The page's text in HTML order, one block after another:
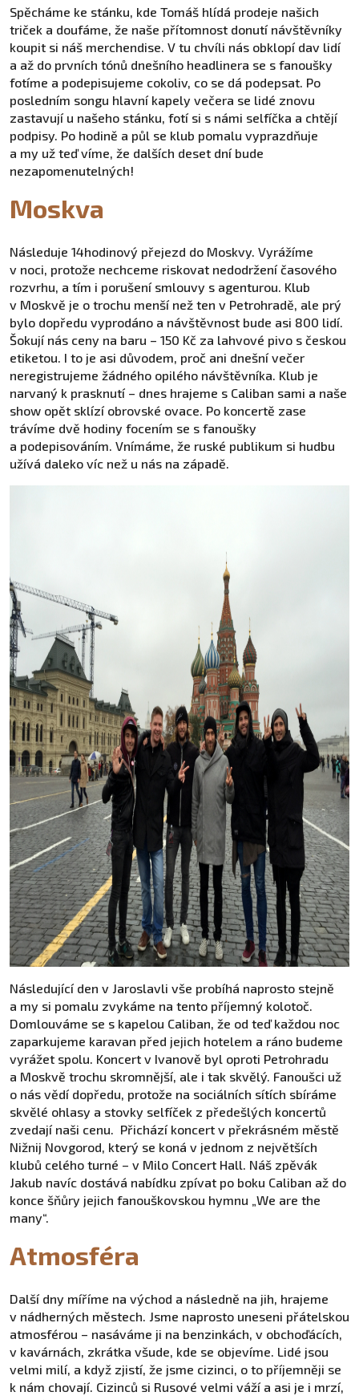
Spěcháme ke stánku, kde Tomáš hlídá prodeje našich
triček a doufáme, že naše přítomnost donutí návštěvníky
koupit si náš merchendise. V tu chvíli nás obklopí dav lidí
a až do prvních tónů dnešního headlinera se s fanoušky
fotíme a podepisujeme cokoliv, co se dá podepsat. Po
posledním songu hlavní kapely večera se lidé znovu
zastavují u našeho stánku, fotí si s námi selfíčka a chtějí
podpisy. Po hodině a půl se klub pomalu vyprazdňuje
a my už teď víme, že dalších deset dní bude
nezapomenutelných!
Moskva
Následuje 14hodinový přejezd do Moskvy. Vyrážíme
v noci, protože nechceme riskovat nedodržení časového
rozvrhu, a tím i porušení smlouvy s agenturou. Klub
v Moskvě je o trochu menší než ten v Petrohradě, ale prý
bylo dopředu vyprodáno a návštěvnost bude asi 800 lidí.
Šokují nás ceny na baru – 150 Kč za lahvové pivo s českou
etiketou. I to je asi důvodem, proč ani dnešní večer
neregistrujeme žádného opilého návštěvníka. Klub je
narvaný k prasknutí – dnes hrajeme s Caliban sami a naše
show opět sklízí obrovské ovace. Po koncertě zase
trávíme dvě hodiny focením se s fanoušky
a podepisováním. Vnímáme, že ruské publikum si hudbu
užívá daleko víc než u nás na západě.
Následující den v Jaroslavli vše probíhá naprosto stejně
a my si pomalu zvykáme na tento příjemný kolotoč.
Domlouváme se s kapelou Caliban, že od teď každou noc
zaparkujeme karavan před jejich hotelem a ráno budeme
vyrážet spolu. Koncert v Ivanově byl oproti Petrohradu
a Moskvě trochu skromnější, ale i tak skvělý. Fanoušci už
o nás vědí dopředu, protože na sociálních sítích sbíráme
skvělé ohlasy a stovky selfíček z předešlých koncertů
zvedají naši cenu. Přichází koncert v překrásném městě
Nižnij Novgorod, který se koná v jednom z největších
klubů celého turné – v Milo Concert Hall. Náš zpěvák
Jakub navíc dostává nabídku zpívat po boku Caliban až do
konce šňůry jejich fanouškovskou hymnu „We are the
many“.
Atmosféra
Další dny míříme na východ a následně na jih, hrajeme
v nádherných městech. Jsme naprosto uneseni přátelskou
atmosférou – nasáváme ji na benzinkách, v obchoďácích,
v kavárnách, zkrátka všude, kde se objevíme. Lidé jsou
velmi milí, a když zjistí, že jsme cizinci, o to příjemněji se
k nám chovají. Cizinců si Rusové velmi váží a asi je i mrzí,